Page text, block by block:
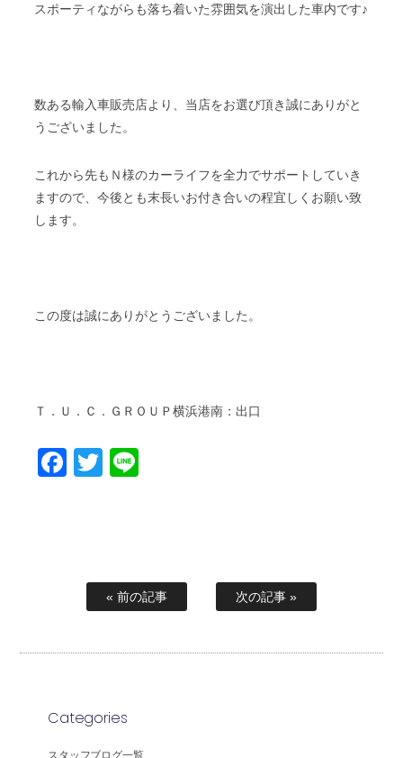
スポーティながらも落ち着いた雰囲気を演出した車内です♪
数ある輸入車販売店より、当店をお選び頂き誠にありがと
うございました。
これから先もＮ様のカーライフを全力でサポートしていき
ますので、今後とも末長いお付き合いの程宜しくお願い致
します。
この度は誠にありがとうございました。
Ｔ．Ｕ．Ｃ．ＧＲＯＵＰ横浜港南：出口
Facebook
Twitter
« 前の記事 次の記事 »
Categories
スタッフブログ一覧